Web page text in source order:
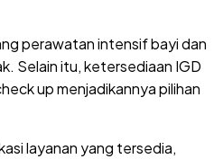
perawatan intensif bayi dan
Selain itu, ketersediaan IGD
up menjadikannya pilihan
layanan yang tersedia,